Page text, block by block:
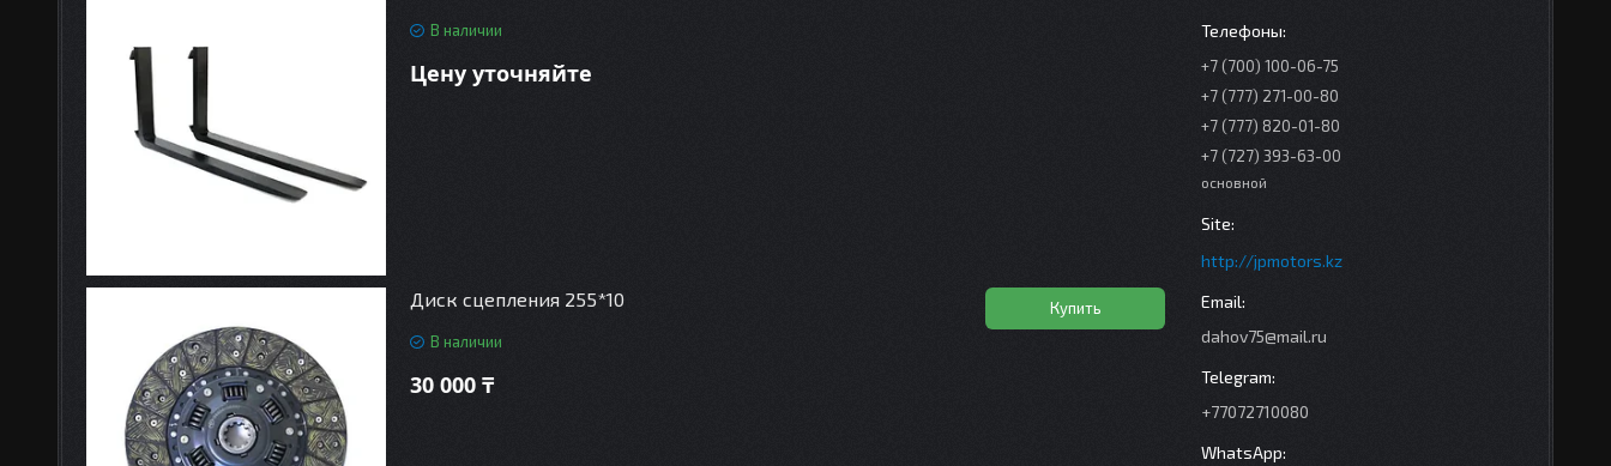
В наличии
Цену уточняйте
Диск сцепления 255*10
В наличии
30 000 ₸
Купить
+7 (700) 100-06-75
+7 (777) 271-00-80
+7 (777) 820-01-80
+7 (727) 393-63-00
основной
http://jpmotors.kz
dahov75@mail.ru
+77072710080